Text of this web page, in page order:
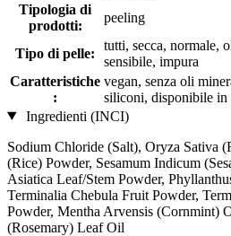
Tipologia di
prodotti:
peeling
Tipo di pelle:
tutti, secca, normale,
sensibile, impura
Caratteristiche
:
vegan, senza oli
siliconi, disponibile in
Ingredienti (INCI)
Sodium Chloride (Salt), Oryza Sativa
(Rice) Powder, Sesamum Indicum
Asiatica Leaf/Stem Powder,
Terminalia Chebula Fruit Powder,
Powder, Mentha Arvensis (Cornmint)
(Rosemary) Leaf Oil